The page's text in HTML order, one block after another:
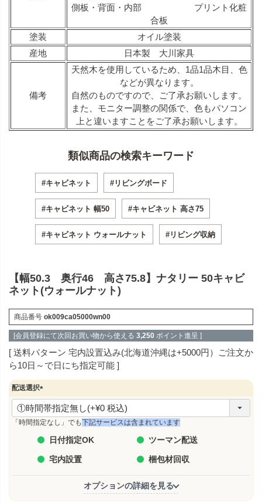
側板・背面・内部 プリント化粧
合板
塗装
オイル塗装
産地
日本製 大川家具
備考
天然木を使用しているため、1品1品木目、色
などが異なります。
自然のものですので、ご了承お願いします。
また、モニター調整の関係で、色もパソコン
上と違いますことをご了承お願いします。
類似商品の検索キーワード
#キャビネット #リビングボード
#キャビネット 幅50 #キャビネット 高さ75
#キャビネット ウォールナット #リビング収納
【幅50.3 奥行46 高さ75.8】ナタリー 50キャビ
ネット(ウォールナット)
商品番号 ok009ca05000wn00
[会員登録にて次回お買い物から使える 3,250 ポイント進呈 ]
送料パターン 宅内設置込み(北海道沖縄は+5000円）ご注文か
ら10日～で日にち指定可能
配送選択
(
必
須
「時間指定なし」でも下記サービスは含まれています
日付指定OK ツーマン配送
宅内設置 梱包材回収
オプションの詳細を見る